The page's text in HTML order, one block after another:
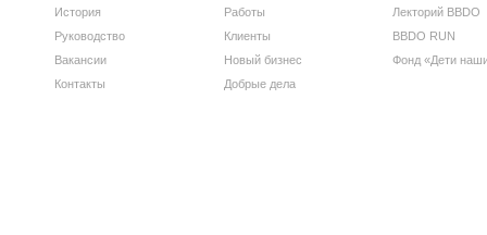
История
Руководство
Вакансии
Контакты
Работы
Клиенты
Новый бизнес
Добрые дела
Лекторий BBDO
BBDO RUN
Фонд «Дети